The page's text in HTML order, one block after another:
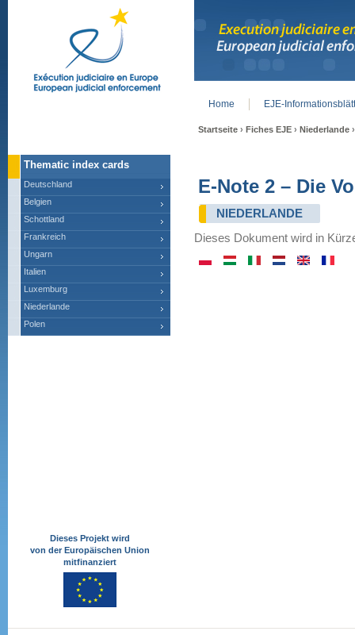
Startseite › Fiches EJE › Niederlande
E-Note 2 – Die
NIEDERLANDE
Dieses Dokument wird in
Home EJE-
Thematic index cards
Deutschland
Belgien
Schottland
Frankreich
Ungarn
Italien
Luxemburg
Niederlande
Polen
Dieses Projekt wird
von der Europäischen Union
mitfinanziert